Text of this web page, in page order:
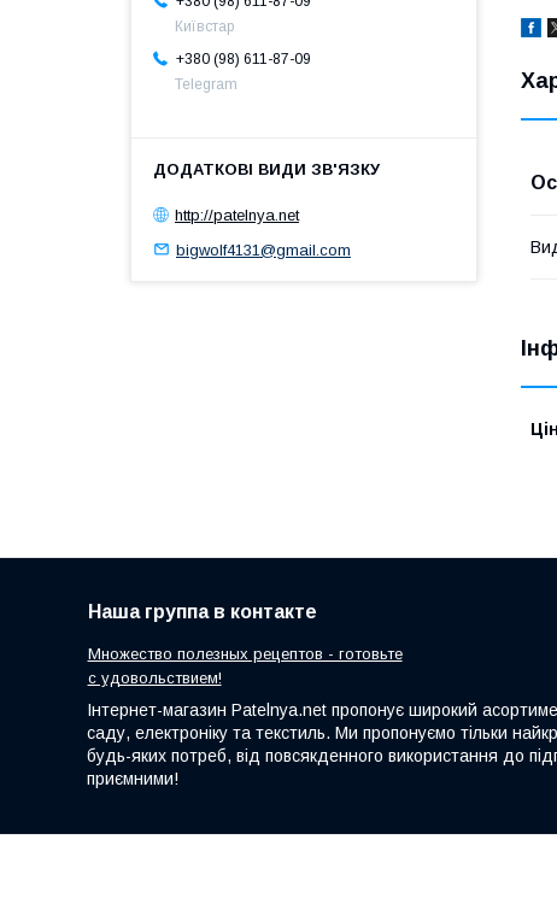
Київстар
+380 (98) 611-87-09
Telegram
http://patelnya.net
bigwolf4131@gmail.com
Наша группа в контакте
Множество полезных рецептов - готовьте
с удовольствием!
Інтернет-магазин Patelnya.net пропонує широкий
саду, електроніку та текстиль. Ми пропонуємо тільки
будь-яких потреб, від повсякденного використання до
приємними!